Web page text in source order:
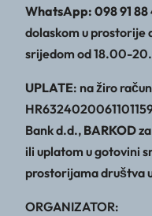
WhatsApp: 098 91 88
dolaskom u prostorije
srijedom od 18.00-
UPLATE: na žiro
Bank d.d., BARKOD
ili uplatom u gotovini
prostorijama društva
ORGANIZATOR: